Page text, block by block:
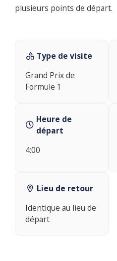
plusieurs points de départ.
Type de visite
Grand Prix de
Formule 1
Heure de
départ
4:00
Lieu de retour
Identique au lieu de
départ